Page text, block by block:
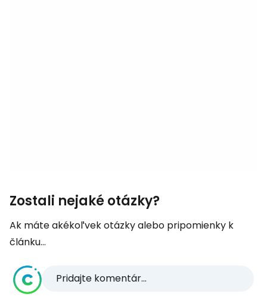
Zostali nejaké otázky?
Ak máte akékoľvek otázky alebo pripomienky k
článku...
Pridajte komentár...